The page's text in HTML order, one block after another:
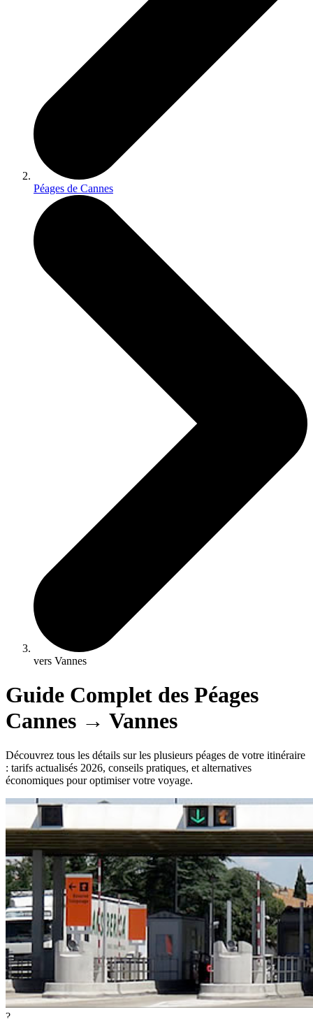
Péages de Cannes
vers Vannes
Guide Complet des Péages
Cannes → Vannes
Découvrez tous les détails sur les plusieurs péages de votre itinéraire
: tarifs actualisés 2026, conseils pratiques, et alternatives
économiques pour optimiser votre voyage.
?